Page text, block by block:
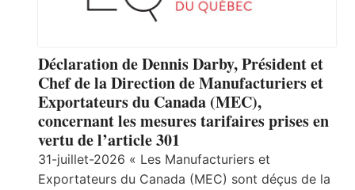
Déclaration de Dennis Darby, Président et
Chef de la Direction de Manufacturiers et
Exportateurs du Canada (MEC),
concernant les mesures tarifaires prises en
vertu de l’article 301
31-juillet-2026 « Les Manufacturiers et
Exportateurs du Canada (MEC) sont déçus de la